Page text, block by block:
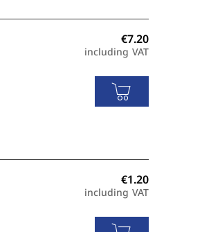
including VAT
including VAT